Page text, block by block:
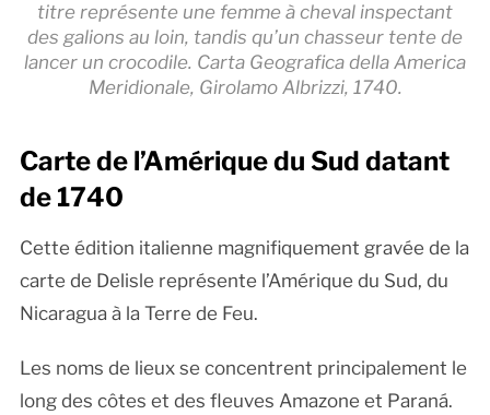
titre représente une femme à cheval inspectant
des galions au loin, tandis qu’un chasseur tente de
lancer un crocodile. Carta Geografica della America
Meridionale, Girolamo Albrizzi, 1740.
Carte de l’Amérique du Sud datant
de 1740
Cette édition italienne magnifiquement gravée de la
carte de Delisle représente l’Amérique du Sud, du
Nicaragua à la Terre de Feu.
Les noms de lieux se concentrent principalement le
long des côtes et des fleuves Amazone et Paraná.